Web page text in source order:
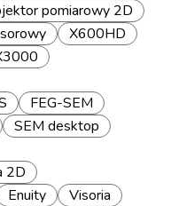
pomiarowy 2D
X600HD
FEG-SEM
SEM desktop
2D
Enuity
Visoria